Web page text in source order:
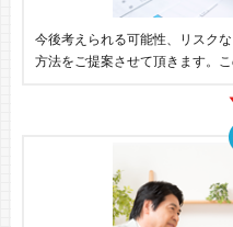
今後考えられる可能性、リスク
方法をご提案させて頂きます。